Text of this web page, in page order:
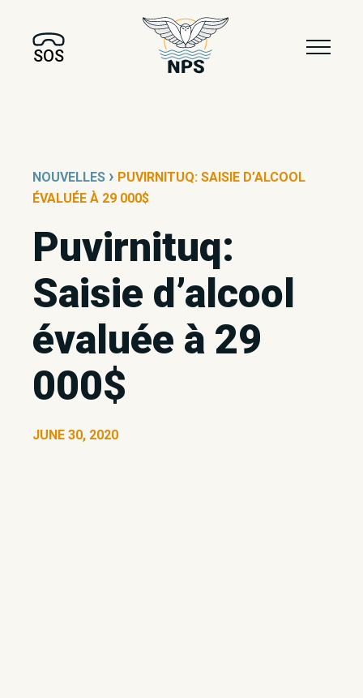
SOS
NOUVELLES › PUVIRNITUQ: SAISIE D’ALCOOL
ÉVALUÉE À 29 000$
Puvirnituq:
Saisie d’alcool
évaluée à 29
000$
JUNE 30, 2020